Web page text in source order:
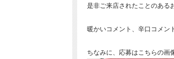
是非ご来店されたことのある
暖かいコメント、辛口コメン
ちなみに、応募はこちらの画